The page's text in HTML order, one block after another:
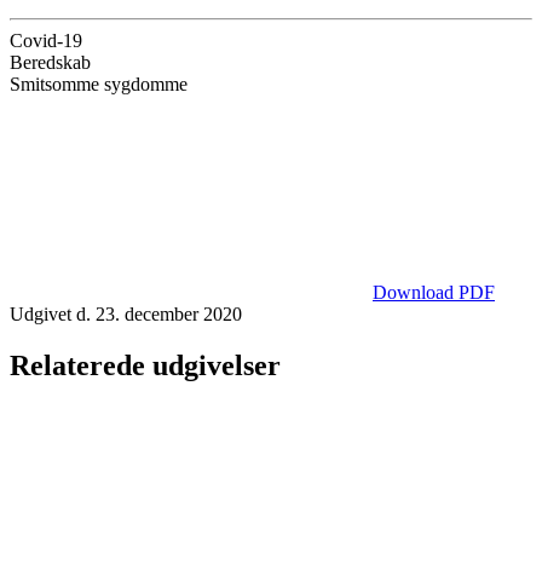
Covid-19
Beredskab
Smitsomme sygdomme
Download PDF
Udgivet d. 23. december 2020
Relaterede udgivelser